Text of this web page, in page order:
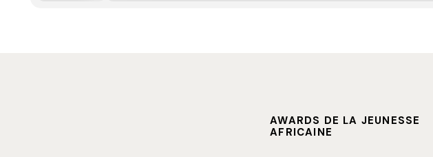
AWARDS DE LA JEUNESSE
AFRICAINE